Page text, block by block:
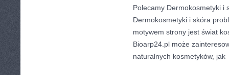
Polecamy Dermokosmetyki i
Dermokosmetyki i skóra
motywem strony jest świat
Bioarp24.pl może
naturalnych kosmetyków, jak